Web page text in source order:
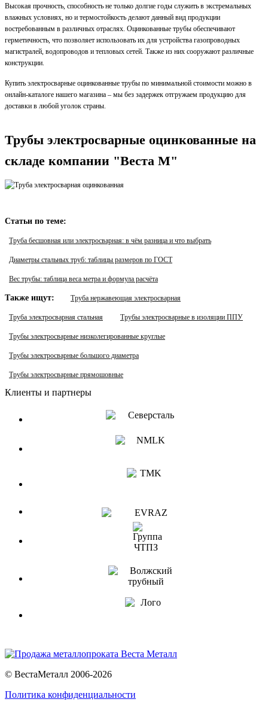
Высокая прочность, способность не только долгие годы служить в экстремальных
влажных условиях, но и термостойкость делают данный вид продукции
востребованным в различных отраслях. Оцинкованные трубы обеспечивают
герметичность, что позволяет использовать их для устройства газопроводных
магистралей, водопроводов и тепловых сетей. Также из них сооружают различные
конструкции.
Купить электросварные оцинкованные трубы по минимальной стоимости можно в
онлайн-каталоге нашего магазина – мы без задержек отгружаем продукцию для
доставки в любой уголок страны.
Трубы электросварные оцинкованные на
складе компании "Веста М"
Статьи по теме:
Труба бесшовная или электросварная: в чём разница и что выбрать
Диаметры стальных труб: таблицы размеров по ГОСТ
Вес трубы: таблица веса метра и формула расчёта
Также ищут: Труба нержавеющая электросварная
Труба электросварная стальная Трубы электросварные в изоляции ППУ
Трубы электросварные низколегированные круглые
Трубы электросварные большого диаметра
Трубы электросварные прямошовные
Клиенты и партнеры
© ВестаМеталл 2006-2026
Политика конфиденциальности